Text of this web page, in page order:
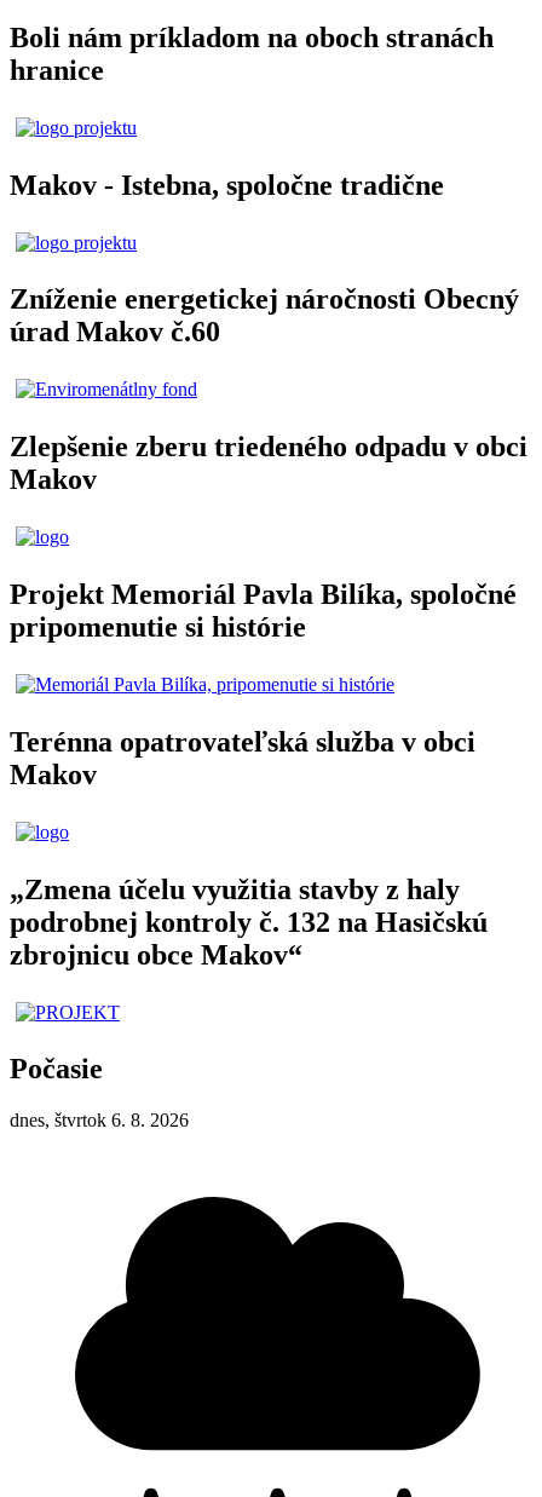
Boli nám príkladom na oboch stranách
hranice
Makov - Istebna, spoločne tradične
Zníženie energetickej náročnosti Obecný
úrad Makov č.60
Zlepšenie zberu triedeného odpadu v obci
Makov
Projekt Memoriál Pavla Bilíka, spoločné
pripomenutie si histórie
Terénna opatrovateľská služba v obci
Makov
„Zmena účelu využitia stavby z haly
podrobnej kontroly č. 132 na Hasičskú
zbrojnicu obce Makov“
Počasie
dnes, štvrtok 6. 8. 2026